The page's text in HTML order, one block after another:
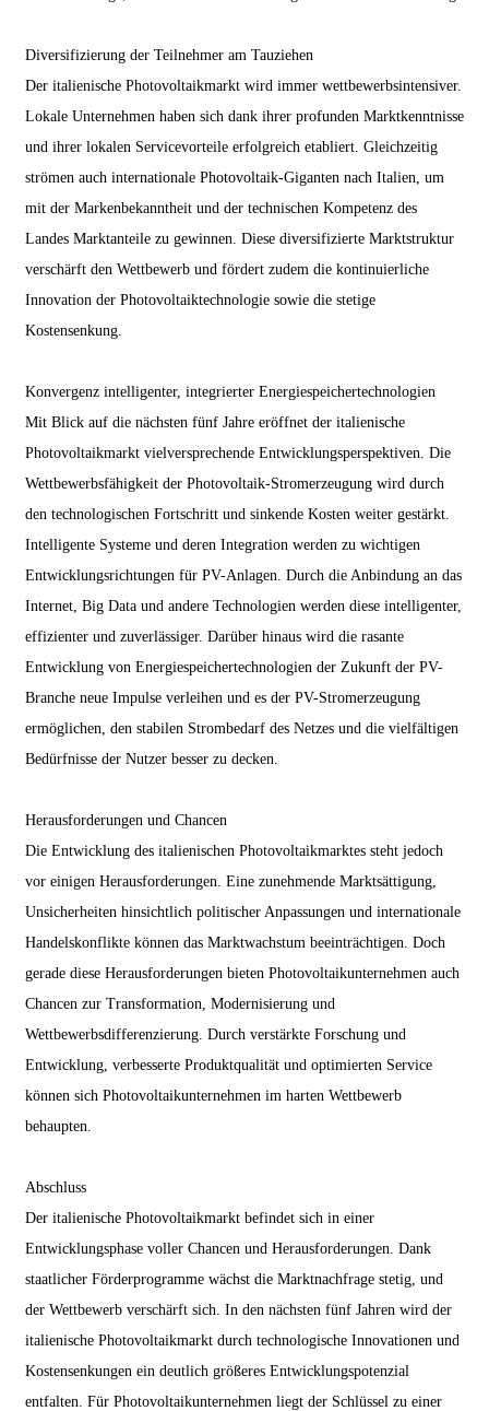
Diversifizierung der Teilnehmer am Tauziehen
Der italienische Photovoltaikmarkt wird immer wettbewerbsintensiver.
Lokale Unternehmen haben sich dank ihrer profunden Marktkenntnisse
und ihrer lokalen Servicevorteile erfolgreich etabliert. Gleichzeitig
strömen auch internationale Photovoltaik-Giganten nach Italien, um
mit der Markenbekanntheit und der technischen Kompetenz des
Landes Marktanteile zu gewinnen. Diese diversifizierte Marktstruktur
verschärft den Wettbewerb und fördert zudem die kontinuierliche
Innovation der Photovoltaiktechnologie sowie die stetige
Kostensenkung.
Konvergenz intelligenter, integrierter Energiespeichertechnologien
Mit Blick auf die nächsten fünf Jahre eröffnet der italienische
Photovoltaikmarkt vielversprechende Entwicklungsperspektiven. Die
Wettbewerbsfähigkeit der Photovoltaik-Stromerzeugung wird durch
den technologischen Fortschritt und sinkende Kosten weiter gestärkt.
Intelligente Systeme und deren Integration werden zu wichtigen
Entwicklungsrichtungen für PV-Anlagen. Durch die Anbindung an das
Internet, Big Data und andere Technologien werden diese intelligenter,
effizienter und zuverlässiger. Darüber hinaus wird die rasante
Entwicklung von Energiespeichertechnologien der Zukunft der PV-
Branche neue Impulse verleihen und es der PV-Stromerzeugung
ermöglichen, den stabilen Strombedarf des Netzes und die vielfältigen
Bedürfnisse der Nutzer besser zu decken.
Herausforderungen und Chancen
Die Entwicklung des italienischen Photovoltaikmarktes steht jedoch
vor einigen Herausforderungen. Eine zunehmende Marktsättigung,
Unsicherheiten hinsichtlich politischer Anpassungen und internationale
Handelskonflikte können das Marktwachstum beeinträchtigen. Doch
gerade diese Herausforderungen bieten Photovoltaikunternehmen auch
Chancen zur Transformation, Modernisierung und
Wettbewerbsdifferenzierung. Durch verstärkte Forschung und
Entwicklung, verbesserte Produktqualität und optimierten Service
können sich Photovoltaikunternehmen im harten Wettbewerb
behaupten.
Abschluss
Der italienische Photovoltaikmarkt befindet sich in einer
Entwicklungsphase voller Chancen und Herausforderungen. Dank
staatlicher Förderprogramme wächst die Marktnachfrage stetig, und
der Wettbewerb verschärft sich. In den nächsten fünf Jahren wird der
italienische Photovoltaikmarkt durch technologische Innovationen und
Kostensenkungen ein deutlich größeres Entwicklungspotenzial
entfalten. Für Photovoltaikunternehmen liegt der Schlüssel zu einer